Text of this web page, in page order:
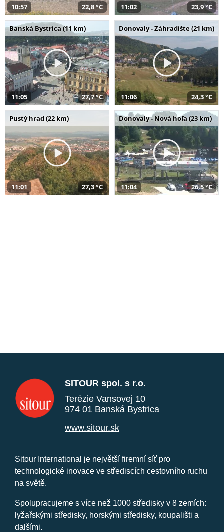
10:57 22,8 °C 11:02 23,9 °C
Banská Bystrica (11 km)
11:05 27,7 °C
Donovaly - Záhradište (21 km)
11:06 24,3 °C
Pustý hrad (22 km)
11:01 27,3 °C
Donovaly - Nová hoľa (23 km)
11:04 26,5 °C
SITOUR spol. s r.o.
Terézie Vansovej 10
974 01 Banská Bystrica
www.sitour.sk
Sitour International je největší firemní síť pro
technologické inovace ve střediscích cestovního ruchu
na světě.
Spolupracujeme s více než 1000 středisky v 8 zemích:
lyžařskými středisky, horskými středisky, koupališti a
dalšími.